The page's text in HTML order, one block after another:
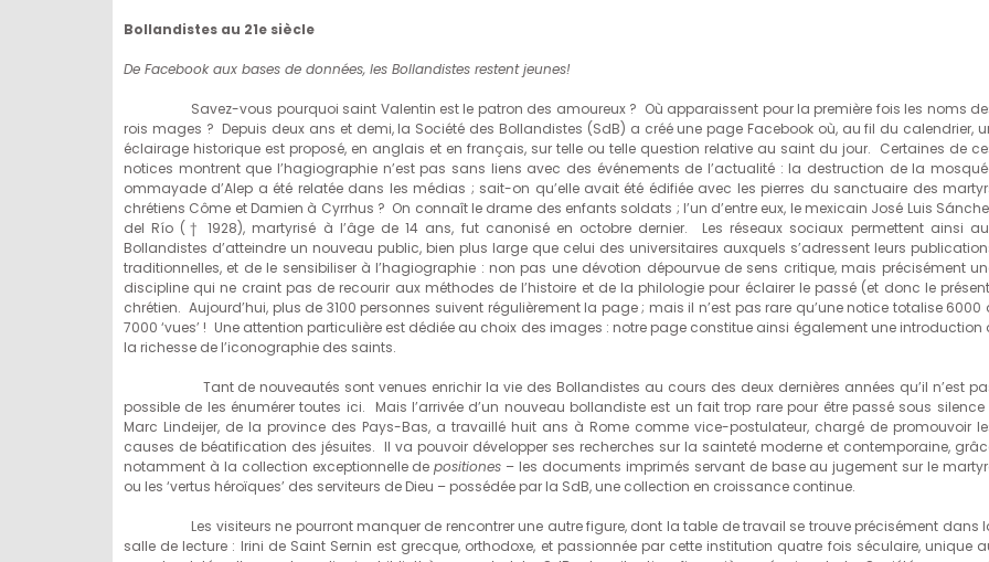
Bollandistes au 21e siècle
De Facebook aux bases de données, les Bollandistes restent jeunes!
Savez-vous pourquoi saint Valentin est le patron des amoureux ? Où apparaissent pour la première fois les noms
rois mages ? Depuis deux ans et demi, la Société des Bollandistes (SdB) a créé une page Facebook où, au fil du calendrier,
éclairage historique est proposé, en anglais et en français, sur telle ou telle question relative au saint du jour. Certaines de
notices montrent que l’hagiographie n’est pas sans liens avec des événements de l’actualité : la destruction de la
ommayade d’Alep a été relatée dans les médias ; sait-on qu’elle avait été édifiée avec les pierres du sanctuaire des
chrétiens Côme et Damien à Cyrrhus ? On connaît le drame des enfants soldats ; l’un d’entre eux, le mexicain José Luis
del Río († 1928), martyrisé à l’âge de 14 ans, fut canonisé en octobre dernier. Les réseaux sociaux permettent ainsi
Bollandistes d’atteindre un nouveau public, bien plus large que celui des universitaires auxquels s’adressent leurs
traditionnelles, et de le sensibiliser à l’hagiographie : non pas une dévotion dépourvue de sens critique, mais précisément
discipline qui ne craint pas de recourir aux méthodes de l’histoire et de la philologie pour éclairer le passé (et donc le
chrétien. Aujourd’hui, plus de 3100 personnes suivent régulièrement la page ; mais il n’est pas rare qu’une notice totalise 6000
7000 ‘vues’ ! Une attention particulière est dédiée au choix des images : notre page constitue ainsi également une introduction
la richesse de l’iconographie des saints.
Tant de nouveautés sont venues enrichir la vie des Bollandistes au cours des deux dernières années qu’il n’est
possible de les énumérer toutes ici. Mais l’arrivée d’un nouveau bollandiste est un fait trop rare pour être passé sous silence
Marc Lindeijer, de la province des Pays-Bas, a travaillé huit ans à Rome comme vice-postulateur, chargé de promouvoir
causes de béatification des jésuites. Il va pouvoir développer ses recherches sur la sainteté moderne et contemporaine,
notamment à la collection exceptionnelle depositiones – les documents imprimés servant de base au jugement sur le
ou les ‘vertus héroïques’ des serviteurs de Dieu – possédée par la SdB, une collection en croissance continue.
Les visiteurs ne pourront manquer de rencontrer une autre figure, dont la table de travail se trouve précisément dans
salle de lecture : Irini de Saint Sernin est grecque, orthodoxe, et passionnée par cette institution quatre fois séculaire, unique